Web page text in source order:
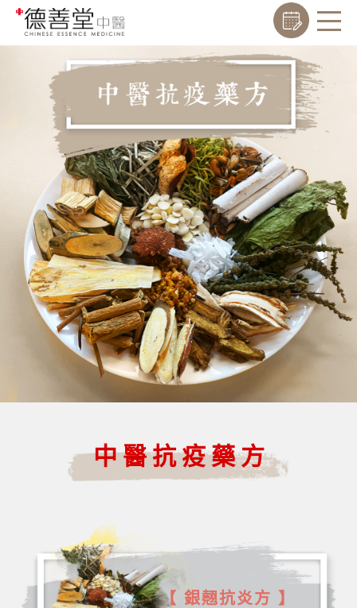
中醫抗疫藥方
【 銀翹抗炎方 】